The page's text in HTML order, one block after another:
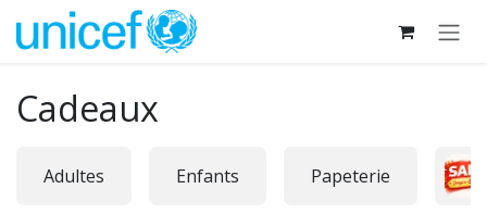
Se rendre au contenu
Cadeaux
Adultes Enfants Papeterie